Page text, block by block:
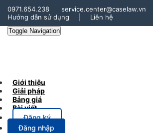
0971.654.238
service.center@caselaw.vn
Hướng dẫn sử dụng
Liên hệ
Toggle Navigation
Giới thiệu
Giải pháp
Bảng giá
Bài viết
Đăng ký
Đăng nhập